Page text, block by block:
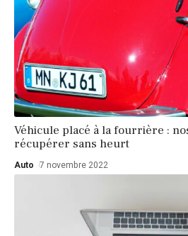
Véhicule placé à la fourrière :
récupérer sans heurt
Auto 7 novembre 2022